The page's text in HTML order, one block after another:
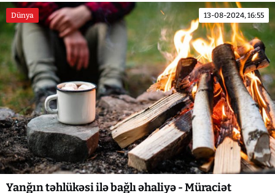
Dünya 13-08-2024, 16:55
Yanğın təhlükəsi ilə bağlı əhaliyə - Müraciət